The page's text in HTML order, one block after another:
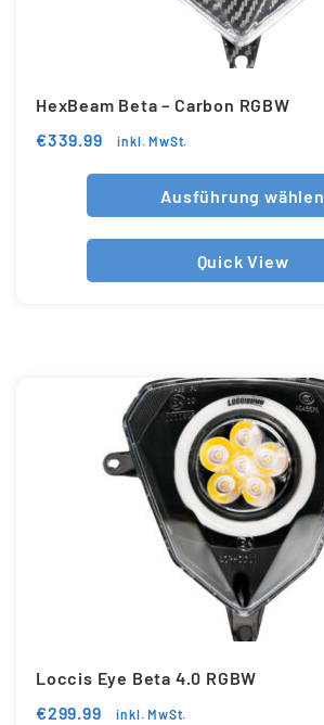
HexBeam Beta – Carbon RGBW
€339.99 inkl. MwSt.
Ausführung wählen
Quick View
Loccis Eye Beta 4.0 RGBW
€299.99 inkl. MwSt.